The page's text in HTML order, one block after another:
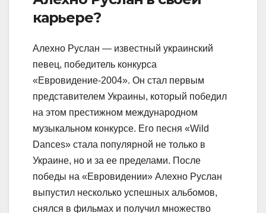
карьере?
Алехно Руслан — известный украинский
певец, победитель конкурса
«Евровидение-2004». Он стал первым
представителем Украины, который победил
на этом престижном международном
музыкальном конкурсе. Его песня «Wild
Dances» стала популярной не только в
Украине, но и за ее пределами. После
победы на «Евровидении» Алехно Руслан
выпустил несколько успешных альбомов,
снялся в фильмах и получил множество